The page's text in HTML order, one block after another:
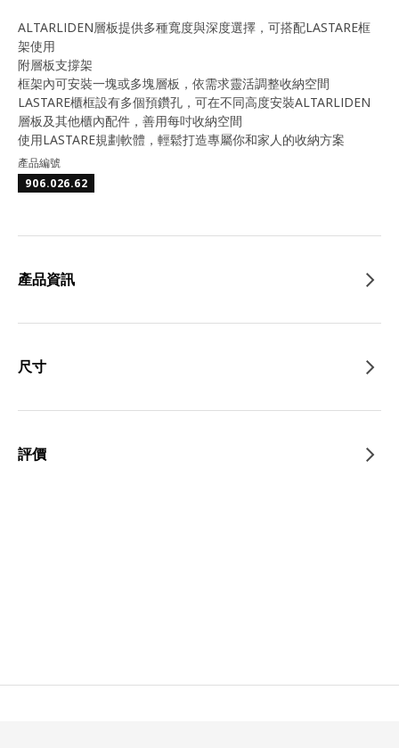
ALTARLIDEN層板提供多種寬度與深度選擇，可搭配LASTARE框
架使用
附層板支撐架
框架內可安裝一塊或多塊層板，依需求靈活調整收納空間
LASTARE櫃框設有多個預鑽孔，可在不同高度安裝ALTARLIDEN
層板及其他櫃內配件，善用每吋收納空間
使用LASTARE規劃軟體，輕鬆打造專屬你和家人的收納方案
產品編號
906.026.62
產品資訊
尺寸
評價